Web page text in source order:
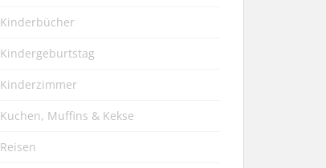
Kinderbücher
Kindergeburtstag
Kinderzimmer
Kuchen, Muffins & Kekse
Reisen